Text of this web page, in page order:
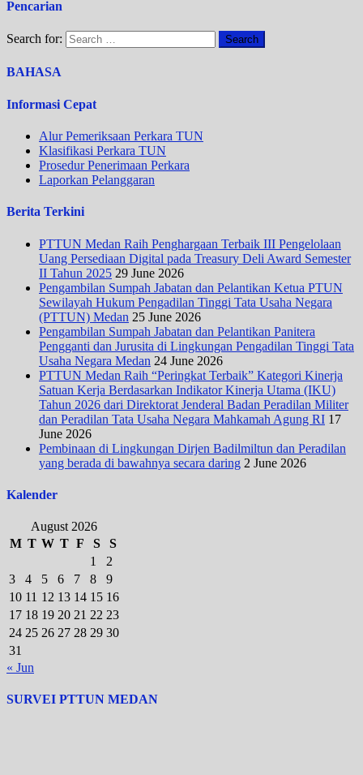
Pencarian
Search for:
BAHASA
Informasi Cepat
Alur Pemeriksaan Perkara TUN
Klasifikasi Perkara TUN
Prosedur Penerimaan Perkara
Laporkan Pelanggaran
Berita Terkini
PTTUN Medan Raih Penghargaan Terbaik III Pengelolaan
Uang Persediaan Digital pada Treasury Deli Award Semester
II Tahun 2025 29 June 2026
Pengambilan Sumpah Jabatan dan Pelantikan Ketua PTUN
Sewilayah Hukum Pengadilan Tinggi Tata Usaha Negara
(PTTUN) Medan 25 June 2026
Pengambilan Sumpah Jabatan dan Pelantikan Panitera
Pengganti dan Jurusita di Lingkungan Pengadilan Tinggi Tata
Usaha Negara Medan 24 June 2026
PTTUN Medan Raih “Peringkat Terbaik” Kategori Kinerja
Satuan Kerja Berdasarkan Indikator Kinerja Utama (IKU)
Tahun 2026 dari Direktorat Jenderal Badan Peradilan Militer
dan Peradilan Tata Usaha Negara Mahkamah Agung RI 17
June 2026
Pembinaan di Lingkungan Dirjen Badilmiltun dan Peradilan
yang berada di bawahnya secara daring 2 June 2026
Kalender
August 2026
M T W T F S
S
1
2
3
4 5 6 7 8
9
10 11 12 13 14 15 16
17 18 19 20 21 22 23
24 25 26 27 28 29 30
31
« Jun
SURVEI PTTUN MEDAN